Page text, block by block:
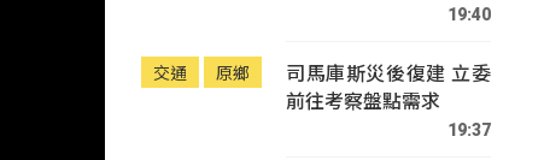
19:40
交通 原鄉
司馬庫斯災後復建 立委
前往考察盤點需求
19:37